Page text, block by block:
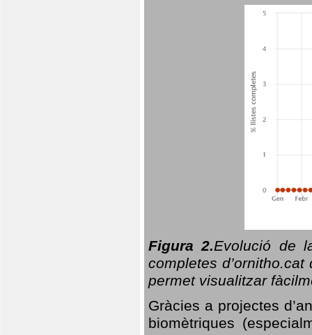
Figura 2.Evolució de
completes
permet visualitzar
Gràcies a projectes
biomètriques